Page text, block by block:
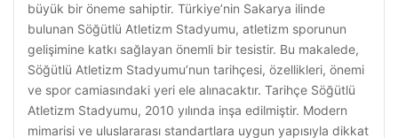
büyük bir öneme sahiptir. Türkiye’nin Sakarya ilinde
bulunan Söğütlü Atletizm Stadyumu, atletizm sporunun
gelişimine katkı sağlayan önemli bir tesistir. Bu makalede,
Söğütlü Atletizm Stadyumu’nun tarihçesi, özellikleri, önemi
ve spor camiasındaki yeri ele alınacaktır. Tarihçe Söğütlü
Atletizm Stadyumu, 2010 yılında inşa edilmiştir. Modern
mimarisi ve uluslararası standartlara uygun yapısıyla dikkat